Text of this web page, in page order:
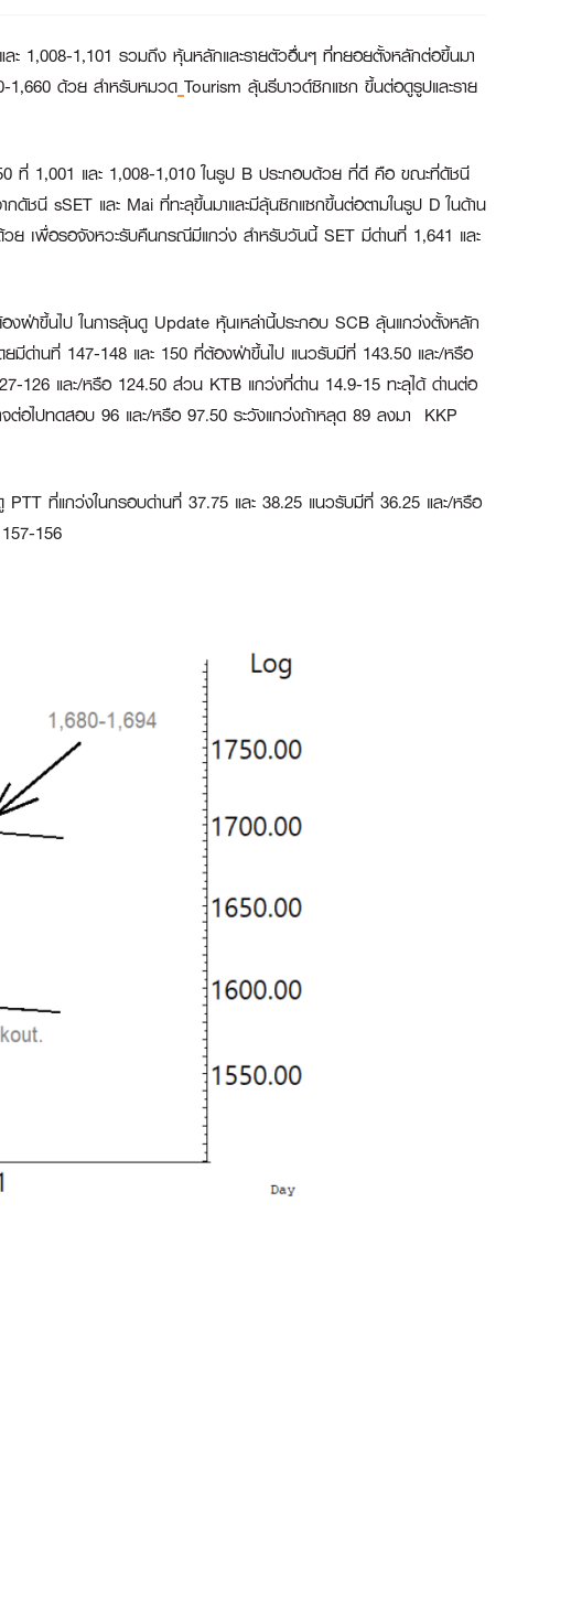
ะ 1,008-1,101 รวมถึง หุ้นหลักและรายตัวอื่นๆ ที่ทยอยตั้งหลักต่อขึ้นมา
1,660 ด้วย สำหรับหมวด Tourism ลุ้นรีบาวด์ซิกแซก ขึ้นต่อดูรูปและราย
ที่ 1,001 และ 1,008-1,010 ในรูป B ประกอบด้วย ที่ดี คือ ขณะที่ดัชนี
ชนี sSET และ Mai ที่ทะลุขึ้นมาและมีลุ้นซิกแซกขึ้นต่อตามในรูป D ในด้าน
วย เพื่อรอจังหวะรับคืนกรณีมีแกว่ง สำหรับวันนี้ SET มีด่านที่ 1,641 และ
ฝ่าขึ้นไป ในการลุ้นดู Update หุ้นเหล่านี้ประกอบ SCB ลุ้นแกว่งตั้งหลัก
มีด่านที่ 147-148 และ 150 ที่ต้องฝ่าขึ้นไป แนวรับมีที่ 143.50 และ/หรือ
126 และ/หรือ 124.50 ส่วน KTB แกว่งที่ด่าน 14.9-15 ทะลุได้ ด่านต่อ
ต่อไปทดสอบ 96 และ/หรือ 97.50 ระวังแกว่งถ้าหลุด 89 ลงมา KKP
PTT ที่แกว่งในกรอบด่านที่ 37.75 และ 38.25 แนวรับมีที่ 36.25 และ/หรือ
156